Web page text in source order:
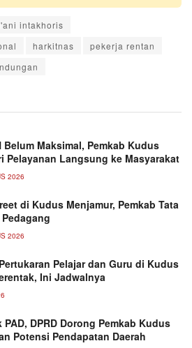
intakhoris
harkitnas
pekerja rentan
Belum Maksimal, Pemkab Kudus
Pelayanan Langsung ke Masyarakat
2026
di Kudus Menjamur, Pemkab Tata
2026
Pelajar dan Guru di Kudus
Ini Jadwalnya
PAD, DPRD Dorong Pemkab Kudus
Potensi Pendapatan Daerah